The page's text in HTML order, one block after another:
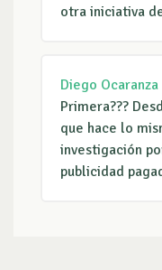
otra iniciativa
Diego Ocaranza
Primera???
que hace lo
investigación
publicidad